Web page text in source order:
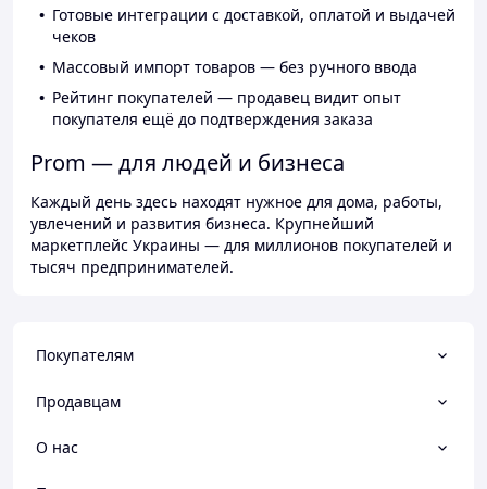
Готовые интеграции с доставкой, оплатой и выдачей
чеков
Массовый импорт товаров — без ручного ввода
Рейтинг покупателей — продавец видит опыт
покупателя ещё до подтверждения заказа
Prom — для людей и бизнеса
Каждый день здесь находят нужное для дома, работы,
увлечений и развития бизнеса. Крупнейший
маркетплейс Украины — для миллионов покупателей и
тысяч предпринимателей.
Покупателям
Продавцам
О нас